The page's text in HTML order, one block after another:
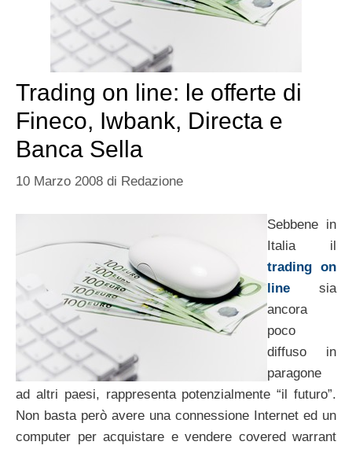
Trading on line: le offerte di
Fineco, Iwbank, Directa e
Banca Sella
10 Marzo 2008 di Redazione
Sebbene in
Italia il
trading on
line sia
ancora
poco
diffuso in
paragone
ad altri paesi, rappresenta potenzialmente “il futuro”.
Non basta però avere una connessione Internet ed un
computer per acquistare e vendere covered warrant